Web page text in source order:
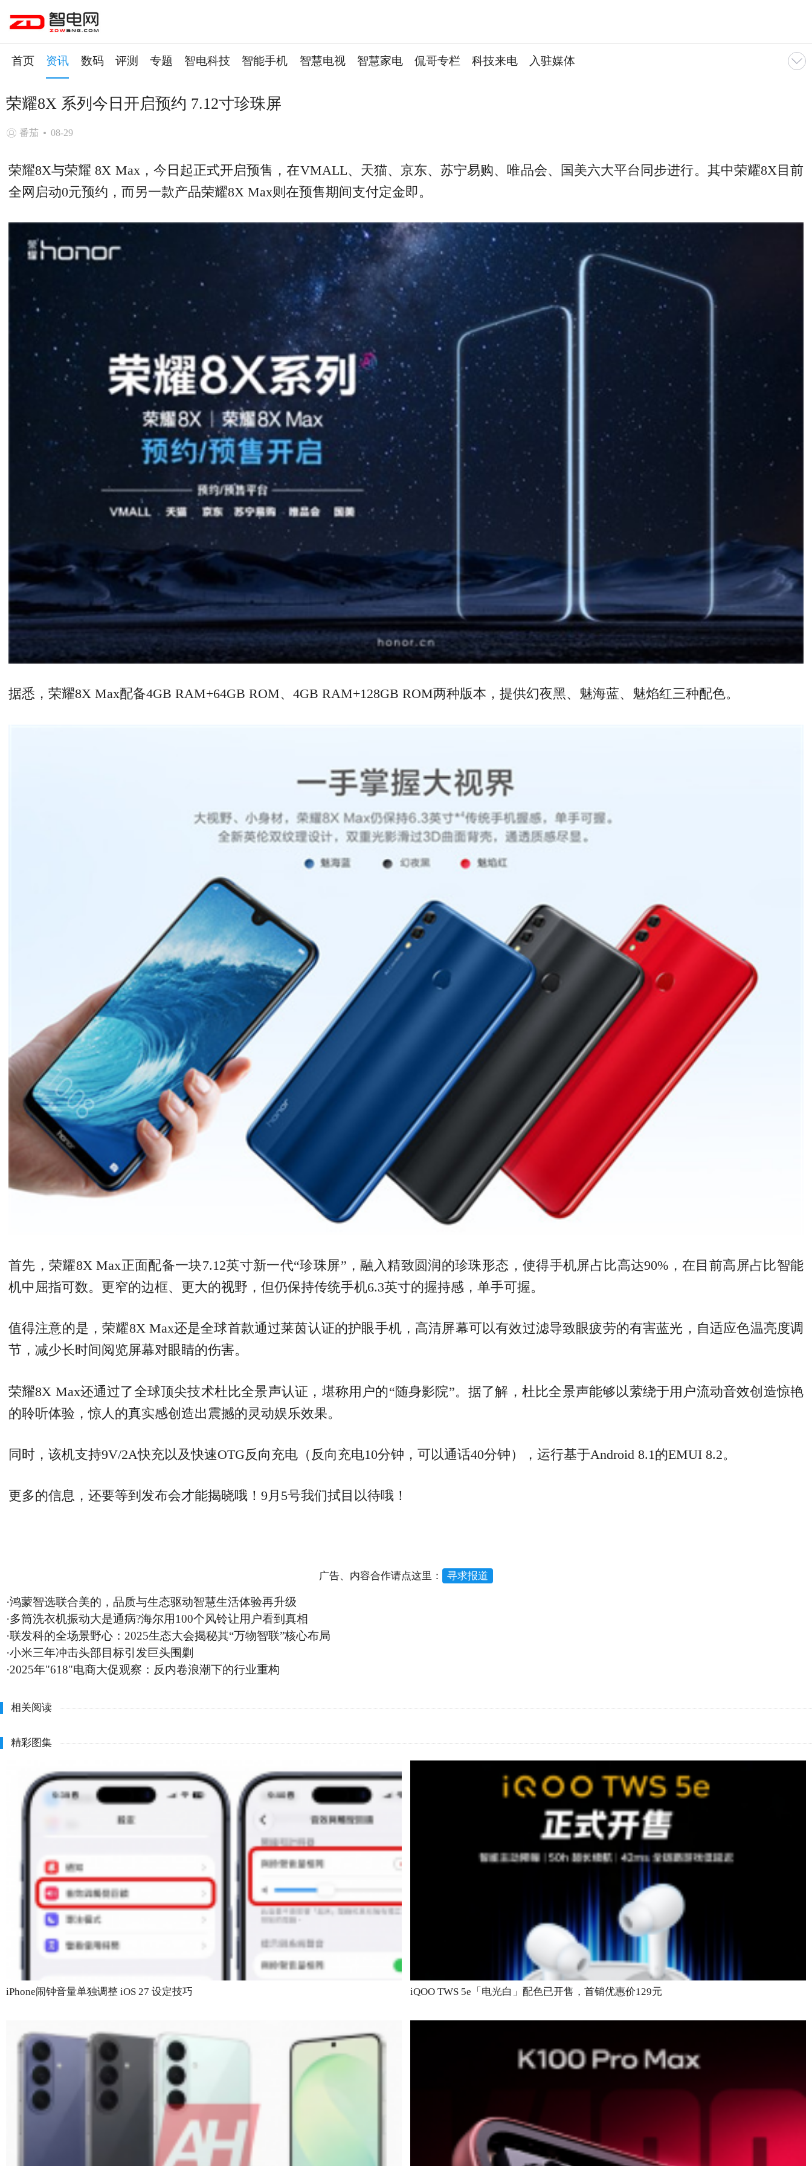
首页 资讯 数码 评测 专题 智电科技 智能手机 智慧电视 智慧家电 侃哥专栏 科技来电 入驻媒体
荣耀8X 系列今日开启预约 7.12寸珍珠屏
番茄 08-29
荣耀8X与荣耀 8X Max，今日起正式开启预售，在VMALL、天猫、京东、苏宁易购、唯品会、国美六大平台同步进行。其中荣耀8X目前
全网启动0元预约，而另一款产品荣耀8X Max则在预售期间支付定金即。
据悉，荣耀8X Max配备4GB RAM+64GB ROM、4GB RAM+128GB ROM两种版本，提供幻夜黑、魅海蓝、魅焰红三种配色。
首先，荣耀8X Max正面配备一块7.12英寸新一代“珍珠屏”，融入精致圆润的珍珠形态，使得手机屏占比高达90%，在目前高屏占比智能
机中屈指可数。更窄的边框、更大的视野，但仍保持传统手机6.3英寸的握持感，单手可握。
值得注意的是，荣耀8X Max还是全球首款通过莱茵认证的护眼手机，高清屏幕可以有效过滤导致眼疲劳的有害蓝光，自适应色温亮度调
节，减少长时间阅览屏幕对眼睛的伤害。
荣耀8X Max还通过了全球顶尖技术杜比全景声认证，堪称用户的“随身影院”。据了解，杜比全景声能够以萦绕于用户流动音效创造惊艳
的聆听体验，惊人的真实感创造出震撼的灵动娱乐效果。
同时，该机支持9V/2A快充以及快速OTG反向充电（反向充电10分钟，可以通话40分钟），运行基于Android 8.1的EMUI 8.2。
更多的信息，还要等到发布会才能揭晓哦！9月5号我们拭目以待哦！
广告、内容合作请点这里： 寻求报道
·鸿蒙智选联合美的，品质与生态驱动智慧生活体验再升级
·多筒洗衣机振动大是通病?海尔用100个风铃让用户看到真相
·联发科的全场景野心：2025生态大会揭秘其“万物智联”核心布局
·小米三年冲击头部目标引发巨头围剿
·2025年"618"电商大促观察：反内卷浪潮下的行业重构
相关阅读
精彩图集
iPhone闹钟音量单独调整 iOS 27 设定技巧 iQOO TWS 5e「电光白」配色已开售，首销优惠价129元